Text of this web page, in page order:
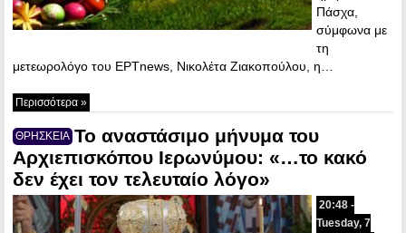
Πάσχα,
σύμφωνα με
τη
μετεωρολόγο του ΕΡΤnews, Νικολέτα Ζιακοπούλου, η…
Περισσότερα »
ΘΡΗΣΚΕΙΑ Το αναστάσιμο μήνυμα του
Αρχιεπισκόπου Ιερωνύμου: «…το κακό
δεν έχει τον τελευταίο λόγο»
20:48 -
Tuesday, 7